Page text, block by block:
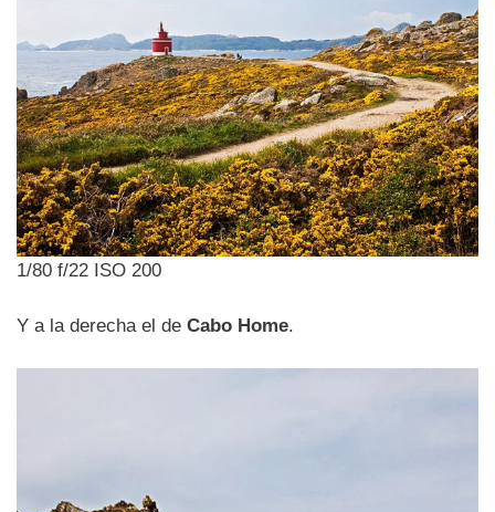
1/80 f/22 ISO 200
Y a la derecha el de Cabo Home.